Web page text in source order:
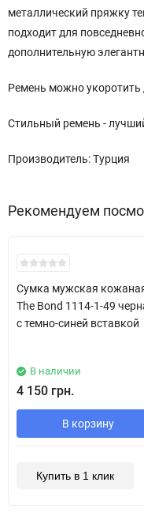
металлический пряжку
подходит для
дополнительную
Ремень можно укоротить
Стильный ремень -
Производитель: Турция
Рекомендуем
Сумка мужская
The Bond 1114-1-49
с темно-синей вставкой
В наличии
4 150 грн.
В корзину
Купить в 1 клик